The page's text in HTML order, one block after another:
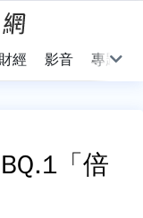
財經 影音 專題
「倍